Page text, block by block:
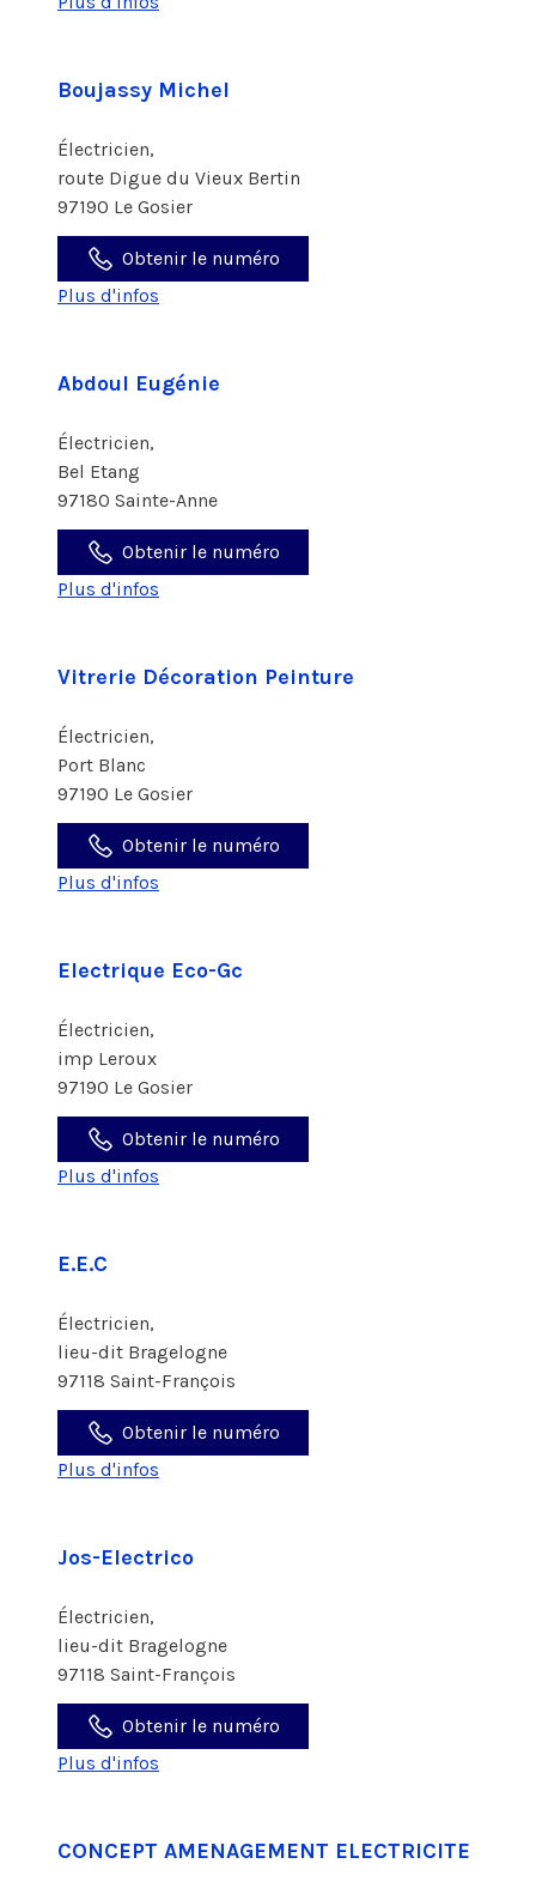
Boujassy Michel
Électricien,
route Digue du Vieux Bertin
97190 Le Gosier
Obtenir le numéro
Plus d'infos
Abdoul Eugénie
Électricien,
Bel Etang
97180 Sainte-Anne
Obtenir le numéro
Plus d'infos
Vitrerie Décoration Peinture
Électricien,
Port Blanc
97190 Le Gosier
Obtenir le numéro
Plus d'infos
Electrique Eco-Gc
Électricien,
imp Leroux
97190 Le Gosier
Obtenir le numéro
Plus d'infos
E.E.C
Électricien,
lieu-dit Bragelogne
97118 Saint-François
Obtenir le numéro
Plus d'infos
Jos-Electrico
Électricien,
lieu-dit Bragelogne
97118 Saint-François
Obtenir le numéro
Plus d'infos
CONCEPT AMENAGEMENT ELECTRICITE